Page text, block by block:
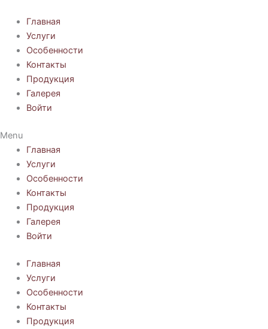
содержимому
Главная
Услуги
Особенности
Контакты
Продукция
Галерея
Войти
Menu
Главная
Услуги
Особенности
Контакты
Продукция
Галерея
Войти
Главная
Услуги
Особенности
Контакты
Продукция